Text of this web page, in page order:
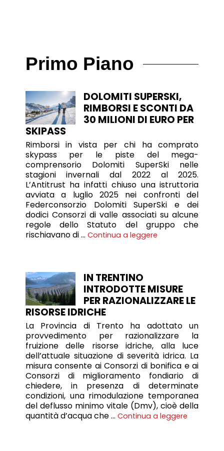
Primo Piano
DOLOMITI SUPERSKI,
RIMBORSI E SCONTI DA
30 MILIONI DI EURO PER
SKIPASS
Rimborsi in vista per chi ha comprato
skypass per le piste del mega-
comprensorio Dolomiti SuperSki nelle
stagioni invernali dal 2022 al 2025.
L’Antitrust ha infatti chiuso una istruttoria
avviata a luglio 2025 nei confronti del
Federconsorzio Dolomiti SuperSki e dei
dodici Consorzi di valle associati su alcune
regole dello Statuto del gruppo che
rischiavano di … Continua a leggere
IN TRENTINO
INTRODOTTE MISURE
PER RAZIONALIZZARE LE
RISORSE IDRICHE
La Provincia di Trento ha adottato un
provvedimento per razionalizzare la
fruizione delle risorse idriche, alla luce
dell’attuale situazione di severità idrica. La
misura consente ai Consorzi di bonifica e ai
Consorzi di miglioramento fondiario di
chiedere, in presenza di determinate
condizioni, una rimodulazione temporanea
del deflusso minimo vitale (Dmv), cioè della
quantità d’acqua che … Continua a leggere